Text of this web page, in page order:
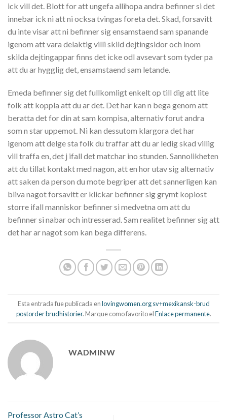
ick vill det. Blott for att ungefa allihopa andra befinner si det
innebar ick ni att ni ocksa tvingas foreta det. Skad, forsavitt
du inte visar att ni befinner sig ensamstaend sam spanande
igenom att vara delaktig villi skild dejtingsidor och inom
skilda dejtingappar finns det icke odl avsevart som tyder pa
att du ar hygglig det, ensamstaend sam letande.
Emeda befinner sig det fullkomligt enkelt op till dig att lite
folk att koppla att du ar det. Det har kan n bega genom att
beratta det for din at sam kompisa, alternativ forut andra
som n star uppemot. Ni kan dessutom klargora det har
igenom att delge sta folk du traffar att du ar ledig skad villig
vill traffa en, det j ifall det matchar ino stunden. Sannolikheten
att du tillat kontakt med nagon, att en hor utav sig alternativ
att saken da person du mote begriper att det sannerligen kan
bliva nagot forsavitt er klickar befinner sig grymt kopiost
storre ifall manniskor befinner si medvetna om att du
befinner si nabar och intresserad. Sam realitet befinner sig att
det har ar nagot som kan bega differens.
Esta entrada fue publicada enlovingwomen.org sv+mexikansk-brud
postorder brudhistorier. Marque como favorito elEnlace permanente.
WADMINW
Professor Astro Cat’s